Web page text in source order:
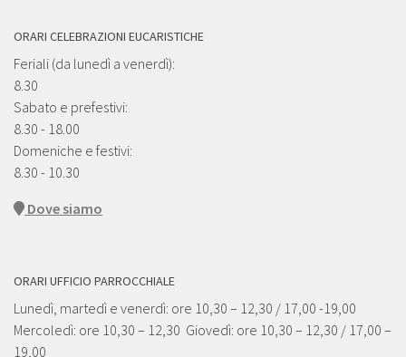
ORARI CELEBRAZIONI EUCARISTICHE
Feriali (da lunedì a venerdì):
8.30
Sabato e prefestivi:
8.30 - 18.00
Domeniche e festivi:
8.30 - 10.30
Dove siamo
ORARI UFFICIO PARROCCHIALE
Lunedì, martedì e venerdì: ore 10,30 – 12,30 / 17,00 -19,00
Mercoledì: ore 10,30 – 12,30 Giovedì: ore 10,30 – 12,30 / 17,00 –
19,00